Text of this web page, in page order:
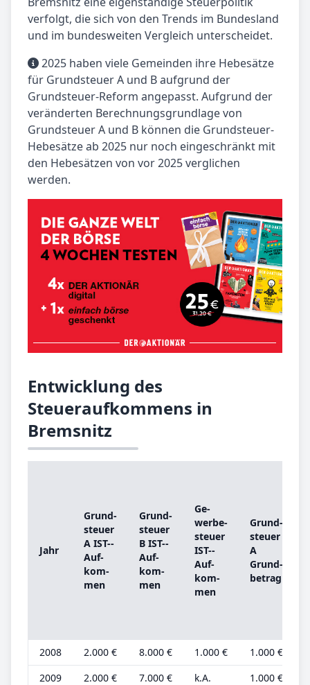
verfolgt, die sich von den Trends im Bundesland
und im bundesweiten Vergleich unterscheidet.
2025 haben viele Gemeinden ihre Hebesätze
für Grundsteuer A und B aufgrund der
Grundsteuer-Reform angepasst. Aufgrund der
veränderten Berechnungsgrundlage von
Grundsteuer A und B können die Grundsteuer-
Hebesätze ab 2025 nur noch eingeschränkt mit
den Hebesätzen von vor 2025 verglichen
werden.
Entwicklung des
Steueraufkommens in
Bremsnitz
Jahr
Grund­
steu­er
A IST-­
Auf­
kom­
men
Grund­
steu­er
B IST-­
Auf­
kom­
men
Ge­
wer­be­
steu­er
IST-­
Auf­
kom­
men
Grund­
steu­er
A
Grund­
be­trag
2008 2.000 € 8.000 € 1.000 € 1.000 €
2009
2.000 € 7.000 € k.A. 1.000 €